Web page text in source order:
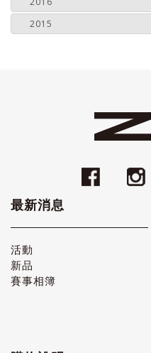
2015
最新消息
活動
新品
賽事相簿